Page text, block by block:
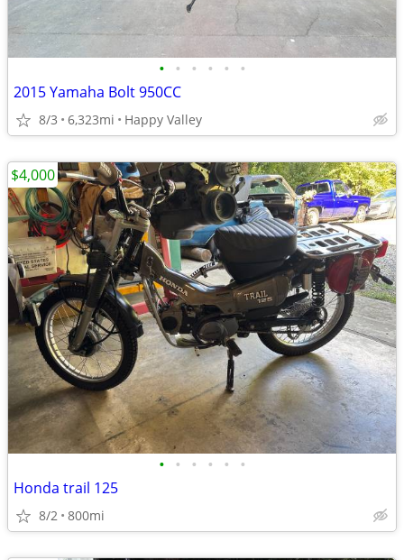
• • • • • •
2015 Yamaha Bolt 950CC
8/3 6,323mi Happy Valley
• • • • • •
Honda trail 125
8/2 800mi
$4,000